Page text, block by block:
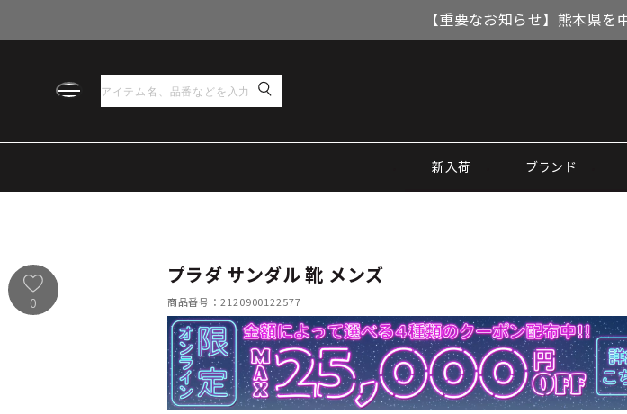
【重要なお知らせ】熊本県
新入荷 ブランド
0
プラダ サンダル 靴 メンズ
商品番号：2120900122577